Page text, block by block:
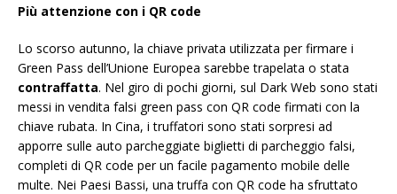
Più attenzione con i QR code
Lo scorso autunno, la chiave privata utilizzata per firmare i
Green Pass dell’Unione Europea sarebbe trapelata o stata
contraffatta. Nel giro di pochi giorni, sul Dark Web sono stati
messi in vendita falsi green pass con QR code firmati con la
chiave rubata. In Cina, i truffatori sono stati sorpresi ad
apporre sulle auto parcheggiate biglietti di parcheggio falsi,
completi di QR code per un facile pagamento mobile delle
multe. Nei Paesi Bassi, una truffa con QR code ha sfruttato